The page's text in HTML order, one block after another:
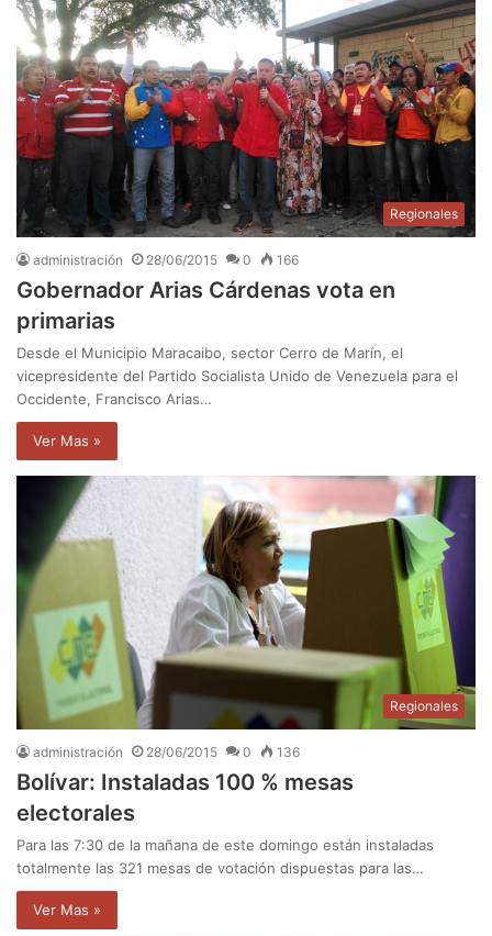
Regionales
administración 28/06/2015 0 166
Gobernador Arias Cárdenas vota en
primarias
Desde el Municipio Maracaibo, sector Cerro de Marín, el
vicepresidente del Partido Socialista Unido de Venezuela para el
Occidente, Francisco Arias…
Ver Mas »
Regionales
administración 28/06/2015 0 136
Bolívar: Instaladas 100 % mesas
electorales
Para las 7:30 de la mañana de este domingo están instaladas
totalmente las 321 mesas de votación dispuestas para las…
Ver Mas »